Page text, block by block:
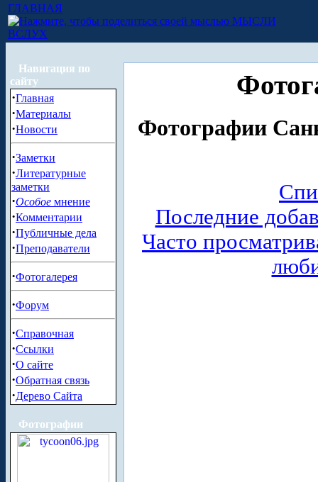
ГЛАВНАЯ
МЫСЛИ
ВСЛУХ
Навигация по
сайту
·Главная
·Материалы
·Новости
·Заметки
·Литературные
заметки
·Особое мнение
·Комментарии
·Публичные дела
·Преподаватели
·Фотогалерея
·Форум
·Справочная
·Ссылки
·О сайте
·Обратная связь
·Дерево Сайта
Фотографии
Фотографии
Последние
Часто